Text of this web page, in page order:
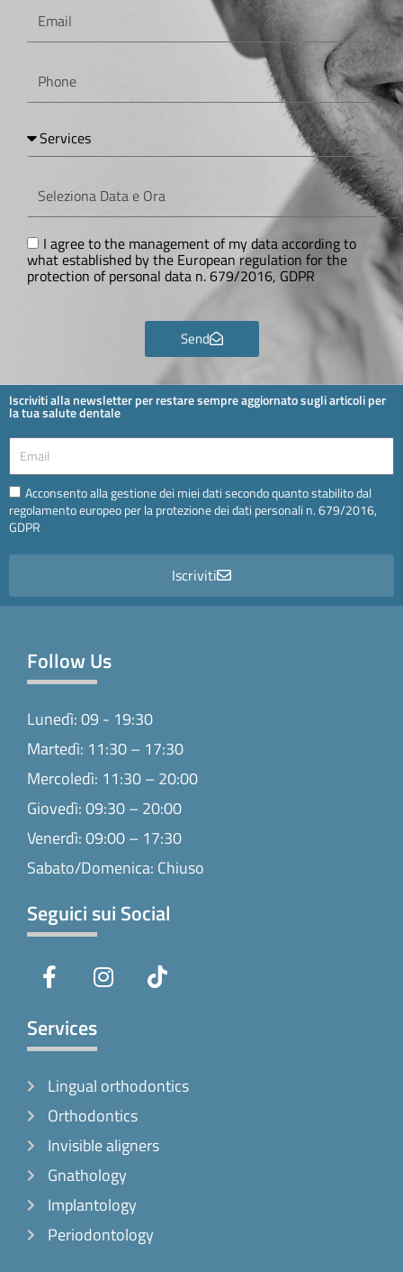
Services
Data
e
GDPR
I agree to the management of my data according to
what established by the European regulation for the
protection of personal data n. 679/2016, GDPR
Send
Iscriviti alla newsletter per restare sempre aggiornato sugli articoli per
la tua salute dentale
Email
Email
Acconsento alla gestione dei miei dati secondo quanto stabilito dal
regolamento europeo per la protezione dei dati personali n. 679/2016,
GDPR
Iscriviti
Follow Us
Lunedì: 09 - 19:30
Martedì: 11:30 – 17:30
Mercoledì: 11:30 – 20:00
Giovedì: 09:30 – 20:00
Venerdì: 09:00 – 17:30
Sabato/Domenica: Chiuso
Seguici sui Social
a
e
b
o
k
-
f
n
r
a
m
i
Services
Lingual orthodontics
Orthodontics
Invisible aligners
Gnathology
Implantology
Periodontology